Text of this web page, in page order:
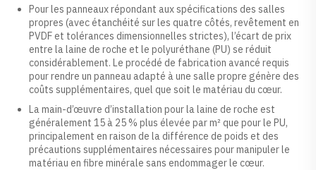
Pour les panneaux répondant aux spécifications des salles
propres (avec étanchéité sur les quatre côtés, revêtement en
PVDF et tolérances dimensionnelles strictes), l’écart de prix
entre la laine de roche et le polyuréthane (PU) se réduit
considérablement. Le procédé de fabrication avancé requis
pour rendre un panneau adapté à une salle propre génère des
coûts supplémentaires, quel que soit le matériau du cœur.
La main-d’œuvre d’installation pour la laine de roche est
généralement 15 à 25 % plus élevée par m² que pour le PU,
principalement en raison de la différence de poids et des
précautions supplémentaires nécessaires pour manipuler le
matériau en fibre minérale sans endommager le cœur.